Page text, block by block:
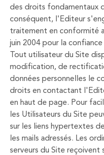
des droits fondamentaux
conséquent, l'Editeur
traitement en conformité
juin 2004 pour la
Tout utilisateur du Site
modification, de
données personnelles le
droits en contactant
en haut de page. Pour
les Utilisateurs du Site
sur les liens hypertextes
les mails adressés. Les
serveurs du Site reçoivent